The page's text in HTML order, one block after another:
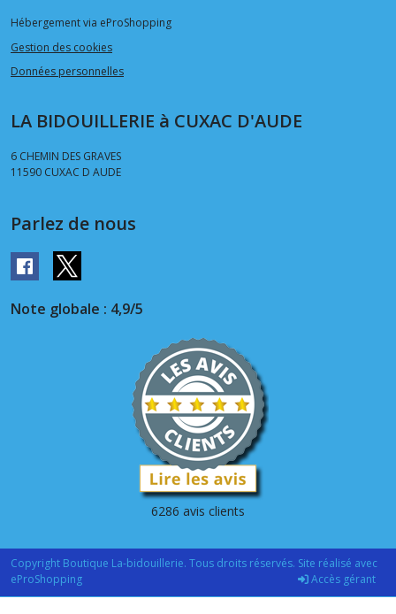
Hébergement via eProShopping
Gestion des cookies
Données personnelles
LA BIDOUILLERIE à CUXAC D'AUDE
6 CHEMIN DES GRAVES
11590 CUXAC D AUDE
Parlez de nous
Note globale : 4,9/5
6286 avis clients
Copyright Boutique La-bidouillerie. Tous droits réservés. Site réalisé avec
eProShopping
Accès gérant